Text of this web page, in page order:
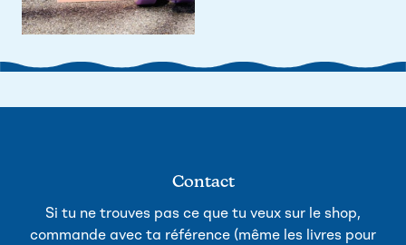
Contact
Si tu ne trouves pas ce que tu veux sur le shop,
commande avec ta référence (même les livres pour